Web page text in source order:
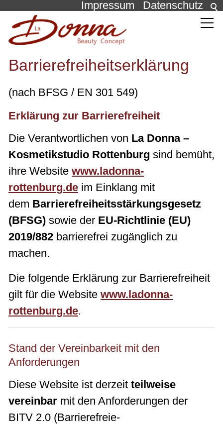
Datenschutz
Impressum
Über uns
News
Kontakt
Barrierefreiheitserklärung
(nach BFSG / EN 301 549)
Erklärung zur Barrierefreiheit
Die Verantwortlichen von La Donna –
Kosmetikstudio Rottenburg sind bemüht,
ihre Website www.ladonna-
rottenburg.de im Einklang mit
dem Barrierefreiheitsstärkungsgesetz
(BFSG) sowie der EU-Richtlinie (EU)
2019/882 barrierefrei zugänglich zu
machen.
Die folgende Erklärung zur Barrierefreiheit
gilt für die Website www.ladonna-
rottenburg.de.
Stand der Vereinbarkeit mit den
Anforderungen
Diese Website ist derzeit teilweise
vereinbar mit den Anforderungen der
BITV 2.0 (Barrierefreie-